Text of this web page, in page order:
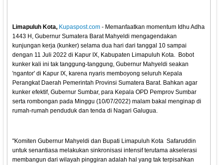
Limapuluh Kota, Kupaspost.com - Memanfaatkan momentum Idhu Adha
1443 H, Gubernur Sumatera Barat Mahyeldi mengagendakan
kunjungan kerja (kunker) selama dua hari dari tanggal 10 sampai
dengan 11 Juli 2022 di Kapur IX, Kabupaten Limapuluh Kota. Bobot
kunker kali ini tak tanggung-tanggung, Gubernur Mahyeldi seakan
'ngantor' di Kapur IX, karena nyaris memboyong seluruh Kepala
Perangkat Daerah Pemerintah Provinsi Sumatera Barat. Bahkan agar
kunker efektif, Gubernur Sumbar, para Kepala OPD Pemprov Sumbar
serta rombongan pada Minggu (10/07/2022) malam bakal menginap di
rumah-rumah penduduk dan tenda di Nagari Galugua.
"Komiten Gubernur Mahyeldi dan Bupati Limapuluh Kota Safaruddin
untuk senantiasa melakukan sinkronisasi intensif terutama akselerasi
membangun dari wilayah pinggiran adalah hal yang tak terpisahkan